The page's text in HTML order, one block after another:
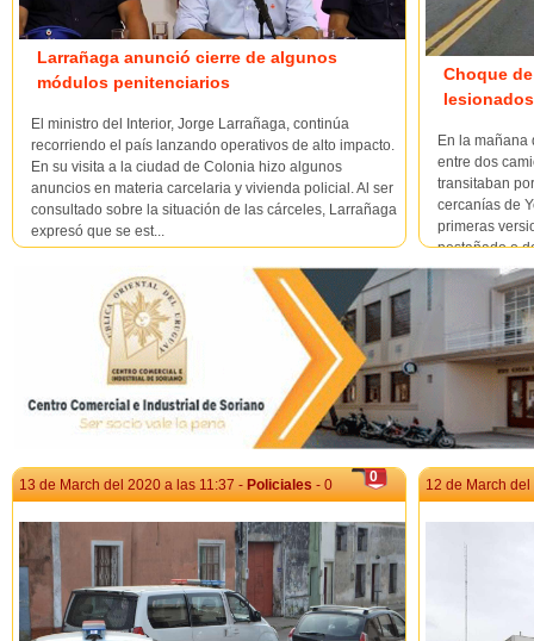
Larrañaga anunció cierre de algunos
módulos penitenciarios
El ministro del Interior, Jorge Larrañaga, continúa
recorriendo el país lanzando operativos de alto impacto.
En su visita a la ciudad de Colonia hizo algunos
anuncios en materia carcelaria y vivienda policial. Al ser
consultado sobre la situación de las cárceles, Larrañaga
expresó que se est...
Choque
En la mañana
entre dos
transitaban
cercanías de
primeras
pestañado o
que e...
0
13 de March del 2020 a las 11:37 - Policiales - 0 12 de March